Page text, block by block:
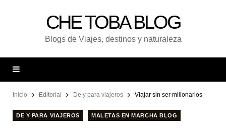
CHE TOBA BLOG
Blogs de Viajes, destinos y naturaleza
Inicio Editorial De y para viajeros Viajar sin ser millonarios
DE Y PARA VIAJEROS MALETAS EN MARCHA BLOG